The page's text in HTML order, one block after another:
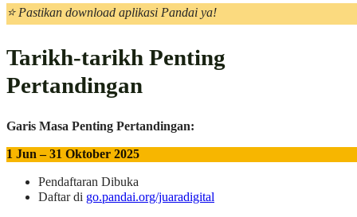
⭐️ Pastikan download aplikasi Pandai ya!
Tarikh-tarikh Penting
Pertandingan
Garis Masa Penting Pertandingan:
1 Jun – 31 Oktober 2025
Pendaftaran Dibuka
Daftar di go.pandai.org/juaradigital